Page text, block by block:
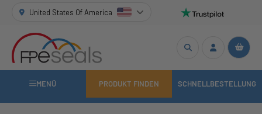
United States Of America
MENÜ PRODUKT FINDEN SCHNELLBESTELLUNG